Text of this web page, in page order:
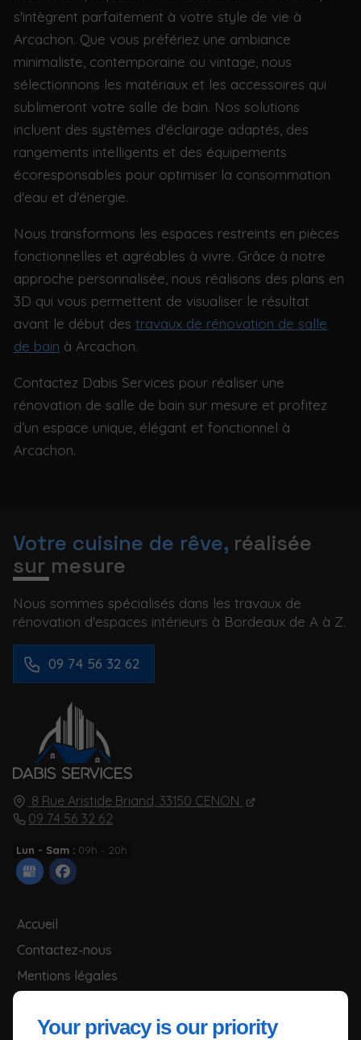
Your privacy is our priority
s'intègrent parfaitement à votre style de vie à
Arcachon. Que vous préfériez une ambiance
minimaliste, contemporaine ou vintage, nous
sélectionnons les matériaux et les accessoires qui
sublimeront votre salle de bain. Nos solutions
incluent des systèmes d'éclairage adaptés, des
rangements intelligents et des équipements
écoresponsables pour optimiser la consommation
d'eau et d'énergie.
Nous transformons les espaces restreints en pièces
fonctionnelles et agréables à vivre. Grâce à notre
approche personnalisée, nous réalisons des plans en
3D qui vous permettent de visualiser le résultat
avant le début des travaux de rénovation de salle
de bain à Arcachon.
Contactez Dabis Services pour réaliser une
rénovation de salle de bain sur mesure et profitez
d’un espace unique, élégant et fonctionnel à
Arcachon.
8 Rue Aristide Briand, 33150 CENON
09 74 56 32 62
Lun - Sam : 09h - 20h
Accueil
Contactez-nous
Mentions légales
Votre cuisine de rêve, réalisée
sur mesure
Nous sommes spécialisés dans les travaux de
rénovation d'espaces intérieurs à Bordeaux de A à Z.
09 74 56 32 62